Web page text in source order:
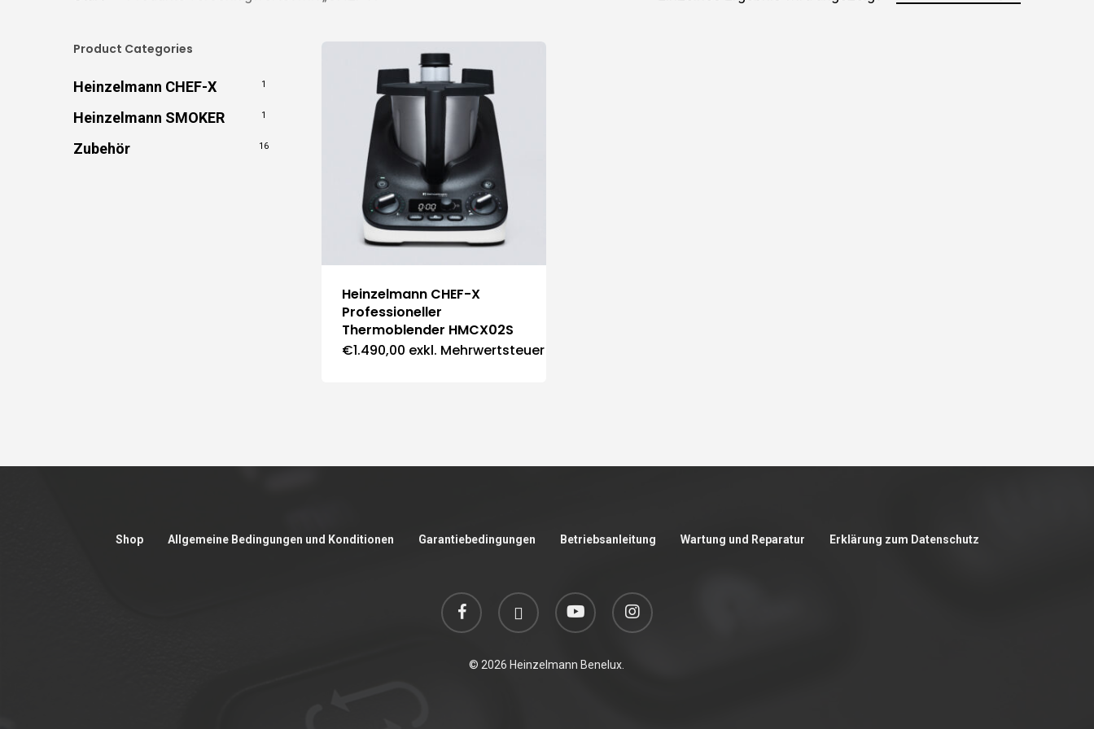
Product Categories
Heinzelmann CHEF-X 1
Heinzelmann SMOKER 1
Zubehör 16
Heinzelmann CHEF-X
Professioneller
Thermoblender HMCX02S
€1.490,00 exkl. Mehrwertsteuer
Shop Allgemeine Bedingungen und Konditionen Garantiebedingungen Betriebsanleitung Wartung und Reparatur Erklärung zum Datenschutz
facebook linkedin youtube instagram
© 2026 Heinzelmann Benelux.